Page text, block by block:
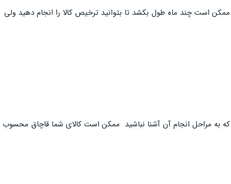
است چند ماه طول بکشد تا بتوانید ترخیص کالا را انجام دهید ولی
که به مراحل انجام آن آشنا نباشید ممکن است کالای شما قاچاق محسوب